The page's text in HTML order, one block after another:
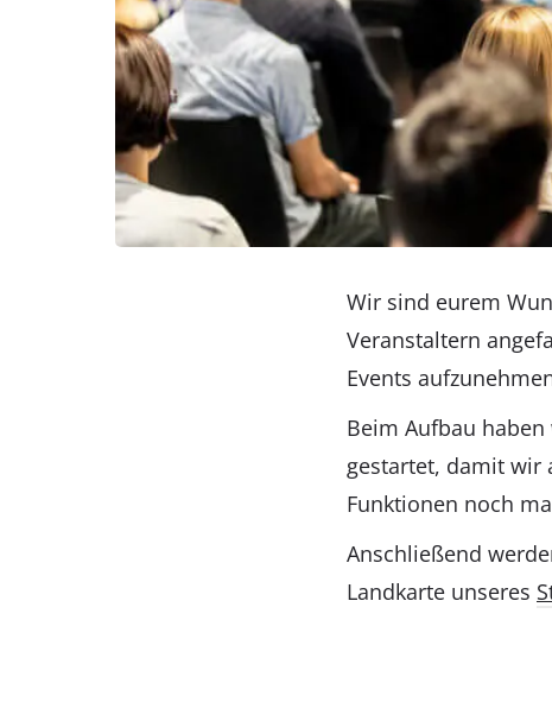
Wir sind eurem
Veranstaltern
Events
Beim Aufbau
gestartet, damit wir
Funktionen noch
Anschließend
Landkarte unseres